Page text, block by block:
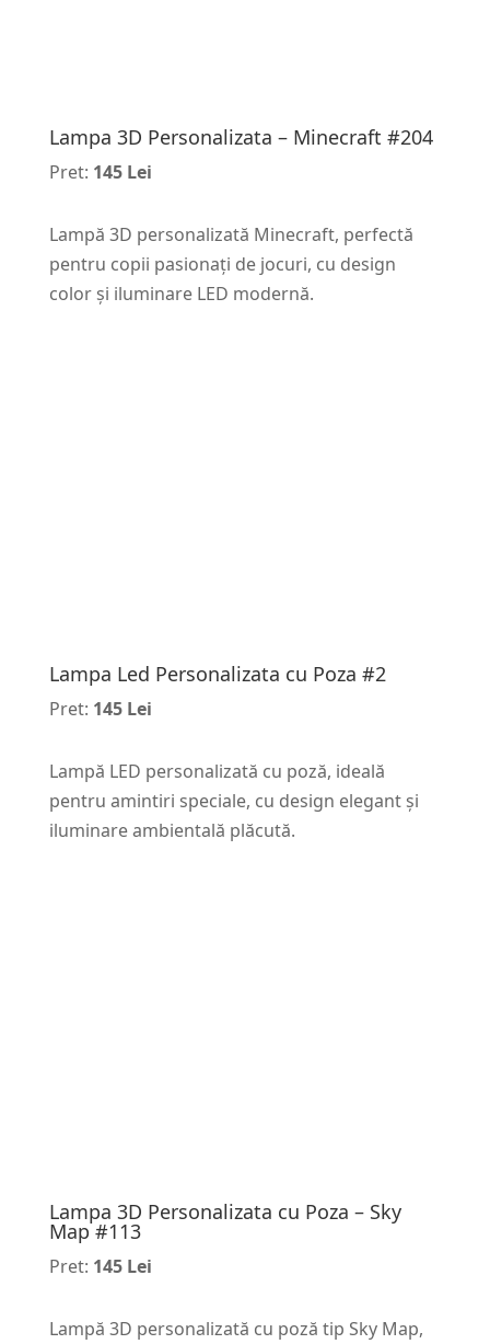
Lampa 3D Personalizata – Minecraft #204
Pret: 145 Lei
Lampă 3D personalizată Minecraft, perfectă
pentru copii pasionați de jocuri, cu design
color și iluminare LED modernă.
Lampa Led Personalizata cu Poza #2
Pret: 145 Lei
Lampă LED personalizată cu poză, ideală
pentru amintiri speciale, cu design elegant și
iluminare ambientală plăcută.
Lampa 3D Personalizata cu Poza – Sky
Map #113
Pret: 145 Lei
Lampă 3D personalizată cu poză tip Sky Map,